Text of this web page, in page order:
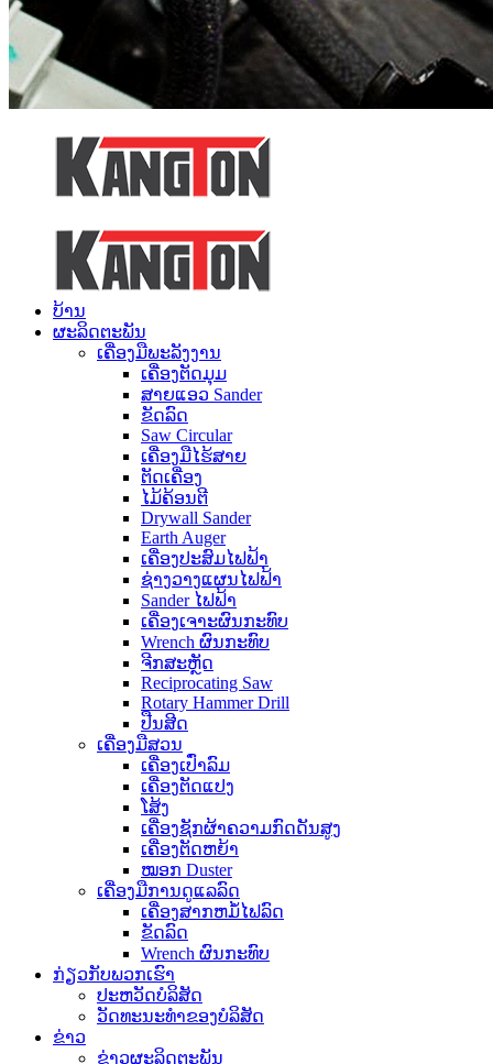
ບ້ານ
ຜະລິດຕະພັນ
ເຄື່ອງມືພະລັງງານ
ເຄື່ອງຕັດມຸມ
ສາຍແອວ Sander
ຂັດລົດ
Saw Circular
ເຄື່ອງມືໄຮ້ສາຍ
ຕັດເຄື່ອງ
ໄມ້ຄ້ອນຕີ
Drywall Sander
Earth Auger
ເຄື່ອງປະສົມໄຟຟ້າ
ຊ່າງວາງແຜນໄຟຟ້າ
Sander ໄຟຟ້າ
ເຄື່ອງເຈາະຜົນກະທົບ
Wrench ຜົນກະທົບ
ຈີກສະຫຼັດ
Reciprocating Saw
Rotary Hammer Drill
ປືນສີດ
ເຄື່ອງມືສວນ
ເຄື່ອງເປົ່າລົມ
ເຄື່ອງຕັດແປງ
ໂສ້ງ
ເຄື່ອງຊັກຜ້າຄວາມກົດດັນສູງ
ເຄື່ອງຕັດຫຍ້າ
ໝອກ Duster
ເຄື່ອງມືການດູແລລົດ
ເຄື່ອງສາກຫມໍ້ໄຟລົດ
ຂັດລົດ
Wrench ຜົນກະທົບ
ກ່ຽວ​ກັບ​ພວກ​ເຮົາ
ປະ​ຫວັດ​ບໍ​ລິ​ສັດ
ວັດທະນະທໍາຂອງບໍລິສັດ
ຂ່າວ
ຂ່າວຜະລິດຕະພັນ